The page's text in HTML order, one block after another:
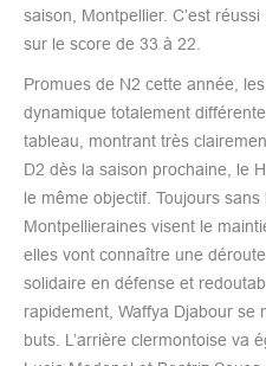
saison, Montpellier. C’est
sur le score de 33 à 22.
Promues de N2 cette année,
dynamique totalement
tableau, montrant très
D2 dès la saison prochaine, le
le même objectif. Toujours
Montpellieraines visent le
elles vont connaître une
solidaire en défense et
rapidement, Waffya Djabour se
buts. L’arrière clermontoise va